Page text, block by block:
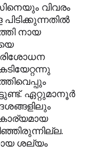
വിവരം
നായ
ഏറ്റുമാനൂര്‍
ശല്യം